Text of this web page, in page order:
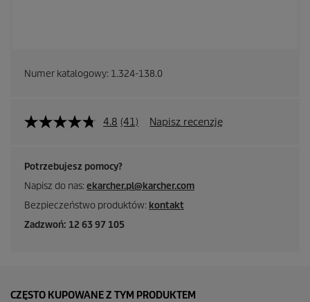
Numer katalogowy: 1.324-138.0
4.8 (41) Napisz recenzję
Potrzebujesz pomocy?
Napisz do nas:ekarcher.pl@karcher.com
Bezpieczeństwo produktów: kontakt
Zadzwoń: 12 63 97 105
CZĘSTO KUPOWANE Z TYM PRODUKTEM